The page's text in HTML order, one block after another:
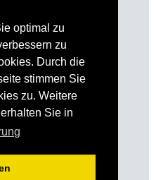
optimal zu
zu
Durch die
stimmen Sie
zu. Weitere
Sie in
Datenschutz